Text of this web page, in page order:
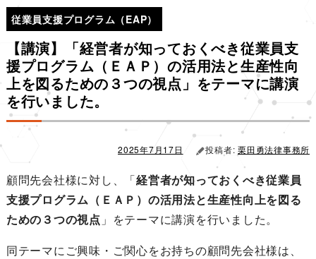
従業員支援プログラム（EAP）
【講演】「経営者が知っておくべき従業員支
援プログラム（ＥＡＰ）の活用法と生産性向
上を図るための３つの視点」をテーマに講演
を行いました。
日:
2025年7月17日 投稿者:栗田勇法律事務所
顧問先会社様に対し、「経営者が知っておくべき従業員
支援プログラム（ＥＡＰ）の活用法と生産性向上を図る
ための３つの視点 」をテーマに講演を行いました。
同テーマにご興味・ご関心をお持ちの顧問先会社様は、
投
稿
ナ
ビ
ゲ
ー
シ
ョ